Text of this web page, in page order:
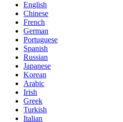
English
Chinese
French
German
Portuguese
Spanish
Russian
Japanese
Korean
Arabic
Irish
Greek
Turkish
Italian